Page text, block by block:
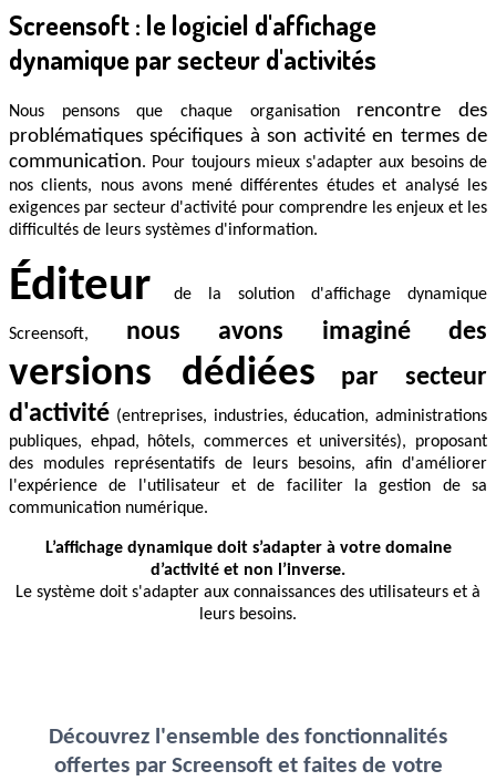
Screensoft : le logiciel d'affichage
dynamique par secteur d'activités
Nous pensons que chaque organisation rencontre des
problématiques spécifiques à son activité en termes de
communication. Pour toujours mieux s'adapter aux besoins de
nos clients, nous avons mené différentes études et analysé les
exigences par secteur d'activité pour comprendre les enjeux et les
difficultés de leurs systèmes d'information.
Éditeur de la solution d'affichage dynamique
Screensoft, nous avons imaginé des
versions dédiées par secteur
d'activité (entreprises, industries,éducation, administrations
publiques, ehpad,
hôtels,commerces et universités), proposant
des modules représentatifs de leurs besoins, afin d'améliorer
l'expérience de l'utilisateur et de faciliter la gestion de sa
communication numérique.
L’affichage dynamique doit s’adapter à votre domaine
d’activité et non l’inverse.
Le système doit s'adapter aux connaissances des utilisateurs et à
leurs besoins.
Découvrez l'ensemble des fonctionnalités
offertes par Screensoft et faites de votre